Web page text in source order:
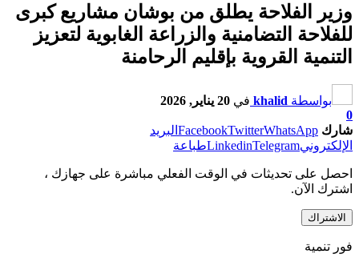
وزير الفلاحة يطلق من بوشان مشاريع كبرى
للفلاحة التضامنية والزراعة الغابوية لتعزيز
التنمية القروية بإقليم الرحامنة
بواسطة khalid في 20 يناير, 2026
0
شارك
FacebookTwitterWhatsApp
البريد
الإلكتروني
LinkedinTelegram طباعة
احصل على تحديثات في الوقت الفعلي مباشرة على جهازك ،
اشترك الآن.
الاشتراك
فور تنمية